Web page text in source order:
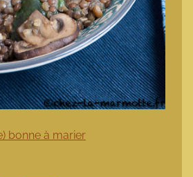
bonne à marier